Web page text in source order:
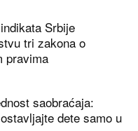
Srbije
tri zakona o
pravima
saobraćaja:
dete samo u